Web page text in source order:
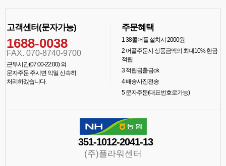
고객센터(문자가능)
1688-0038
FAX. 070-8740-9700
근무시간(07:00-22:00) 외
문자주문 주시면 익일 신속히
처리하겠습니다.
주문혜택
138콜어플 설치시 2000원
2어플주문시 상품금액의 최대10% 현금
적립
3적립금출금ok
4배송사진전송
5문자주문(대표번호로가능)
351-1012-2041-13
(주)플라워센터